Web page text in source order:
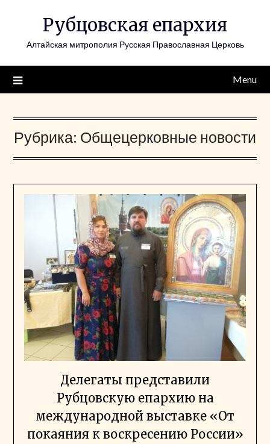
Рубцовская епархия
Алтайская митрополия Русская Православная Церковь
Menu
Рубрика: Общецерковные новости
Делегаты представили
Рубцовскую епархию на
международной выставке «От
покаяния к воскресению России»